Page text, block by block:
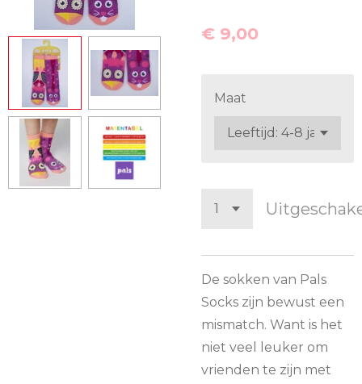
€ 9,00
Maat
De sokken van Pals
Socks zijn bewust een
mismatch. Want is het
niet veel leuker om
vrienden te zijn met